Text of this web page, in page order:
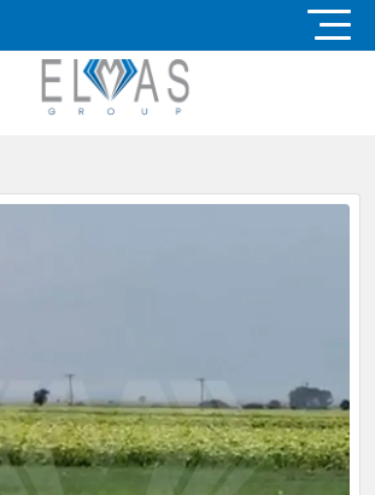
Skip